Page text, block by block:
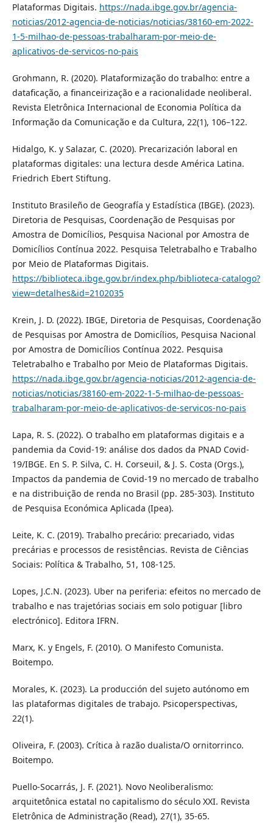
Plataformas Digitais. https://nada.ibge.gov.br/agencia-
noticias/2012-agencia-de-noticias/noticias/38160-em-2022-
1-5-milhao-de-pessoas-trabalharam-por-meio-de-
aplicativos-de-servicos-no-pais
Grohmann, R. (2020). Plataformização do trabalho: entre a
dataficação, a financeirização e a racionalidade neoliberal.
Revista Eletrônica Internacional de Economia Política da
Informação da Comunicação e da Cultura, 22(1), 106–122.
Hidalgo, K. y Salazar, C. (2020). Precarización laboral en
plataformas digitales: una lectura desde América Latina.
Friedrich Ebert Stiftung.
Instituto Brasileño de Geografía y Estadística (IBGE). (2023).
Diretoria de Pesquisas, Coordenação de Pesquisas por
Amostra de Domicílios, Pesquisa Nacional por Amostra de
Domicílios Contínua 2022. Pesquisa Teletrabalho e Trabalho
por Meio de Plataformas Digitais.
https://biblioteca.ibge.gov.br/index.php/biblioteca-catalogo?
view=detalhes&id=2102035
Krein, J. D. (2022). IBGE, Diretoria de Pesquisas, Coordenação
de Pesquisas por Amostra de Domicílios, Pesquisa Nacional
por Amostra de Domicílios Contínua 2022. Pesquisa
Teletrabalho e Trabalho por Meio de Plataformas Digitais.
https://nada.ibge.gov.br/agencia-noticias/2012-agencia-de-
noticias/noticias/38160-em-2022-1-5-milhao-de-pessoas-
trabalharam-por-meio-de-aplicativos-de-servicos-no-pais
Lapa, R. S. (2022). O trabalho em plataformas digitais e a
pandemia da Covid-19: análise dos dados da PNAD Covid-
19/IBGE. En S. P. Silva, C. H. Corseuil, & J. S. Costa (Orgs.),
Impactos da pandemia de Covid-19 no mercado de trabalho
e na distribuição de renda no Brasil (pp. 285-303). Instituto
de Pesquisa Económica Aplicada (Ipea).
Leite, K. C. (2019). Trabalho precário: precariado, vidas
precárias e processos de resistências. Revista de Ciências
Sociais: Política & Trabalho, 51, 108-125.
Lopes, J.C.N. (2023). Uber na periferia: efeitos no mercado de
trabalho e nas trajetórias sociais em solo potiguar [libro
electrónico]. Editora IFRN.
Marx, K. y Engels, F. (2010). O Manifesto Comunista.
Boitempo.
Morales, K. (2023). La producción del sujeto autónomo em
las plataformas digitales de trabajo. Psicoperspectivas,
22(1).
Oliveira, F. (2003). Crítica à razão dualista/O ornitorrinco.
Boitempo.
Puello-Socarrás, J. F. (2021). Novo Neoliberalismo:
arquitetônica estatal no capitalismo do século XXI. Revista
Eletrônica de Administração (Read), 27(1), 35-65.